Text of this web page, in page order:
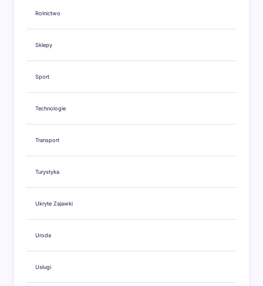
Rolnictwo
Sklepy
Sport
Technologie
Transport
Turystyka
Ukryte Zajawki
Uroda
Usługi